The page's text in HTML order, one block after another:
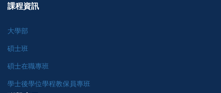
課程資訊
大學部
碩士班
碩士在職專班
學士後學位學程教保員專班